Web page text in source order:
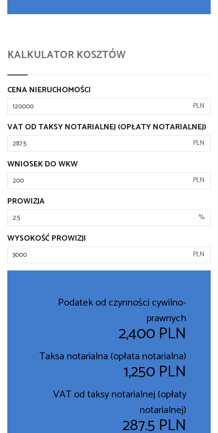
KALKULATOR KOSZTÓW
CENA NIERUCHOMOŚCI
PLN
VAT OD TAKSY NOTARIALNEJ (OPŁATY NOTARIALNEJ)
PLN
WNIOSEK DO WKW
PLN
PROWIZJA
%
WYSOKOŚĆ PROWIZJI
PLN
Podatek od czynności cywilno-
prawnych
2,400 PLN
Taksa notarialna (opłata notarialna)
1,250 PLN
VAT od taksy notarialnej (opłaty
notarialnej)
287.5 PLN